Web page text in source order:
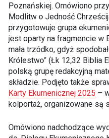
Poznańskiej. Omówiono
Modlitw o Jedność
przygotowuje grupa
jest oparty na fragmencie w
mała trzódko, gdyż
Królestwo” (Łk 12,32 Biblia
polską grupę redakcyjną
składzie. Podjęto także
Karty Ekumenicznej 2025 –
kolportaż, organizowane są
Omówiono nadchodzące